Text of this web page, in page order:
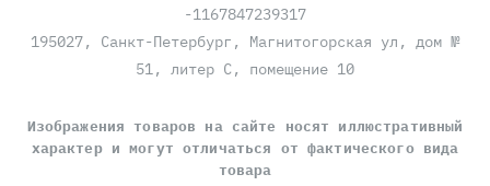
-1167847239317
195027, Санкт-Петербург, Магнитогорская ул, дом №
51, литер С, помещение 10
Изображения товаров на сайте носят иллюстративный
характер и могут отличаться от фактического вида
товара